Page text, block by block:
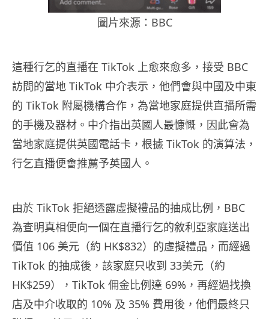
圖片來源：BBC
這種行乞的直播在 TikTok 上愈來愈多，接受 BBC
訪問的當地 TikTok 中介表示，他們會與中國及中東
的 TikTok 附屬機構合作，為當地家庭提供直播所需
的手機及器材。中介指出英國人最慷慨，因此會為
當地家庭提供英國電話卡，根據 TikTok 的演算法，
行乞直播便會推薦予英國人。
由於 TikTok 拒絕透露虛擬禮品的抽成比例，BBC
為查明真相便向一個在直播行乞的敘利亞家庭送出
價值 106 美元（約 HK$832）的虛擬禮品，而經過
TikTok 的抽成後，該家庭只收到 33美元（約
HK$259），TikTok 佣金比例達 69%，再經過找換
店及中介收取的 10% 及 35% 費用後，他們最終只